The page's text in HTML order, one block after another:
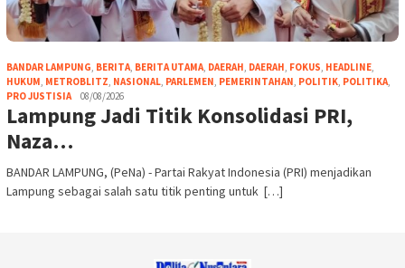
BANDAR LAMPUNG, BERITA, BERITA UTAMA, DAERAH, DAERAH, FOKUS, HEADLINE,
HUKUM, METROBLITZ, NASIONAL, PARLEMEN, PEMERINTAHAN, POLITIK, POLITIKA,
PRO JUSTISIA
08/08/2026
Lampung Jadi Titik Konsolidasi PRI,
Naza…
BANDAR LAMPUNG, (PeNa) - Partai Rakyat Indonesia (PRI) menjadikan
Lampung sebagai salah satu titik penting untuk […]